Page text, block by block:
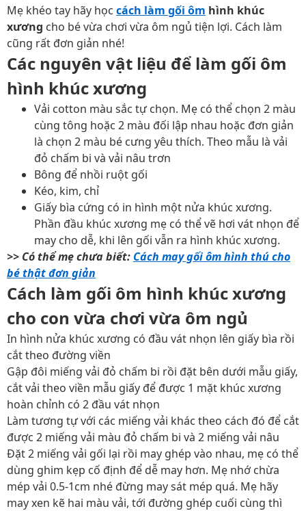
Mẹ khéo tay hãy học cách làm gối ôm hình khúc
xương cho bé vừa chơi vừa ôm ngủ tiện lợi. Cách làm
cũng rất đơn giản nhé!
Các nguyên vật liệu để làm gối ôm
hình khúc xương
Vải cotton màu sắc tự chọn. Mẹ có thể chọn 2 màu
cùng tông hoặc 2 màu đối lập nhau hoặc đơn giản
là chọn 2 màu bé cưng yêu thích. Theo mẫu là vải
đỏ chấm bi và vải nâu trơn
Bông để nhồi ruột gối
Kéo, kim, chỉ
Giấy bìa cứng có in hình một nửa khúc xương.
Phần đầu khúc xương mẹ có thể vẽ hơi vát nhọn để
may cho dễ, khi lên gối vẫn ra hình khúc xương.
>> Có thể mẹ chưa biết: Cách may gối ôm hình thú cho
bé thật đơn giản
Cách làm gối ôm hình khúc xương
cho con vừa chơi vừa ôm ngủ
In hình nửa khúc xương có đầu vát nhọn lên giấy bìa rồi
cắt theo đường viền
Gập đôi miếng vải đỏ chấm bi rồi đặt bên dưới mẫu giấy,
cắt vải theo viền mẫu giấy để được 1 mặt khúc xương
hoàn chỉnh có 2 đầu vát nhọn
Làm tương tự với các miếng vải khác theo cách đó để cắt
được 2 miếng vải màu đỏ chấm bi và 2 miếng vải nâu
Đặt 2 miếng vải gối lại rồi may ghép vào nhau, mẹ có thể
dùng ghim kẹp cố định để dễ may hơn. Mẹ nhớ chừa
mép vải 0.5-1cm nhé đừng may sát mép quá. Mẹ hãy
may xen kẽ hai màu vải, tới đường ghép cuối cùng thì